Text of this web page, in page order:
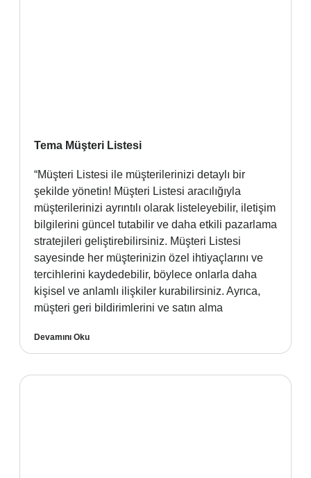
Tema Müşteri Listesi
“Müşteri Listesi ile müşterilerinizi detaylı bir
şekilde yönetin! Müşteri Listesi aracılığıyla
müşterilerinizi ayrıntılı olarak listeleyebilir, iletişim
bilgilerini güncel tutabilir ve daha etkili pazarlama
stratejileri geliştirebilirsiniz. Müşteri Listesi
sayesinde her müşterinizin özel ihtiyaçlarını ve
tercihlerini kaydedebilir, böylece onlarla daha
kişisel ve anlamlı ilişkiler kurabilirsiniz. Ayrıca,
müşteri geri bildirimlerini ve satın alma
Devamını Oku